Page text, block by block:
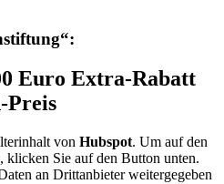
Euro Extra-Rabatt
Preis
von Hubspot. Um auf den
klicken Sie auf den Button unten.
an Drittanbieter weitergegeben